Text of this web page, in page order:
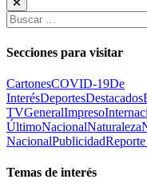
Buscar:
Secciones para visitar
CartonesCOVID-19De
InterésDeportesDestacados
TVGeneralImpreso
ÚltimoNacionalNaturaleza
NacionalPublicidadReporte
Temas de interés